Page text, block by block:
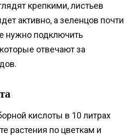
крепкими, листьев
активно, а зеленцов почти
нужно подключить
отвечают за
кислоты в 10 литрах
растения по цветкам и